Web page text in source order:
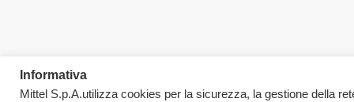
Informativa
Mittel S.p.A.utilizza cookies per la sicurezza, la gestione della